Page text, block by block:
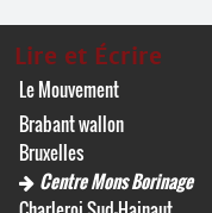
Lire et Écrire
Le Mouvement
Brabant wallon
Bruxelles
Centre Mons Borinage